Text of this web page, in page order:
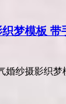
梦模板 带
纱摄影织梦